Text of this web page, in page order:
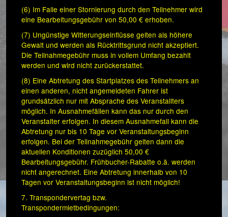
(6) Im Falle einer Stornierung durch den Teilnehmer wird
eine Bearbeitungsgebühr von 50,00 € erhoben.
(7) Ungünstige Witterungseinflüsse gelten als höhere
Gewalt und werden als Rücktrittsgrund nicht akzeptiert.
Die Teilnahmegebühr muss in vollem Umfang bezahlt
werden und wird nicht zurückerstattet.
(8) Eine Abtretung des Startplatzes des Teilnehmers an
einen anderen, nicht angemeldeten Fahrer ist
grundsätzlich nur mit Absprache des Veranstallters
möglich. In Ausnahmefällen kann das nur durch den
Veranstalter erfolgen. In diesem Ausnahmefall kann die
Abtretung nur bis 10 Tage vor Veranstaltungsbeginn
erfolgen. Bei der Teilnahmegebühr gelten dann die
aktuellen Konditionen zuzüglich 50,00 €
Bearbeitungsgebühr. Frühbucher-Rabatte o.ä. werden
nicht angerechnet. Eine Abtretung innerhalb von 10
Tagen vor Veranstaltungsbeginn ist nicht möglich!
7. Transpondervertag bzw.
Transpondermietbedingungen: